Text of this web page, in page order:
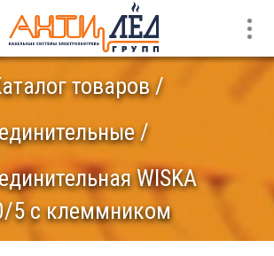
товаров
WISKA
5 с клеммником